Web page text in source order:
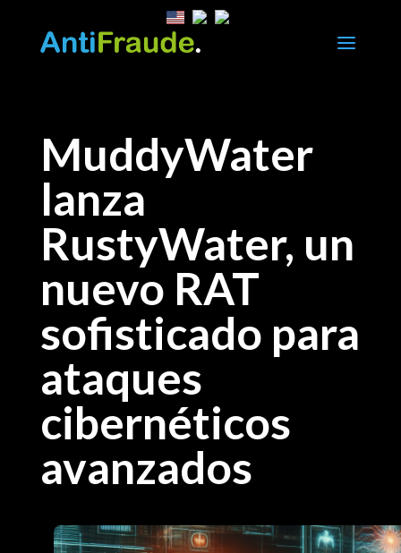
a
MuddyWater
lanza
RustyWater, un
nuevo RAT
sofisticado para
ataques
cibernéticos
avanzados